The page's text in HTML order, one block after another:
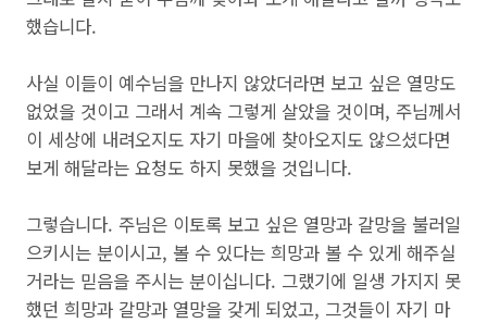
했습니다.
사실 이들이 예수님을 만나지 않았더라면 보고 싶은 열망도
없었을 것이고 그래서 계속 그렇게 살았을 것이며, 주님께서
이 세상에 내려오지도 자기 마을에 찾아오지도 않으셨다면
보게 해달라는 요청도 하지 못했을 것입니다.
그렇습니다. 주님은 이토록 보고 싶은 열망과 갈망을 불러일
으키시는 분이시고, 볼 수 있다는 희망과 볼 수 있게 해주실
거라는 믿음을 주시는 분이십니다. 그랬기에 일생 가지지 못
했던 희망과 갈망과 열망을 갖게 되었고, 그것들이 자기 마